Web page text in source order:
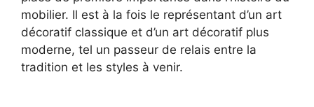
mobilier. Il est à la fois le représentant d’un art
décoratif classique et d’un art décoratif plus
moderne, tel un passeur de relais entre la
tradition et les styles à venir.